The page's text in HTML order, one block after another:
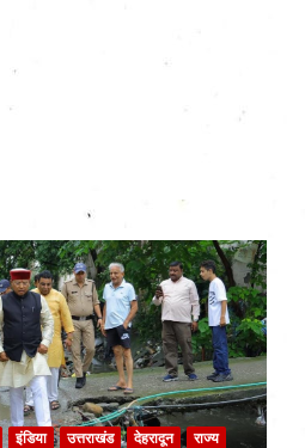
इंडिया उत्तराखंड देहरादून राज्य